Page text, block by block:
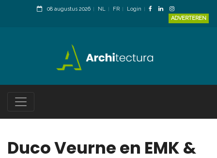
08 augustus 2026 NL FR
Login
ADVERTEREN
Duco Veurne en EMK &